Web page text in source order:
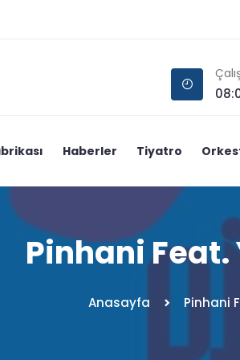
Haberler Tiyatro
Pinhani
Anasayfa Pinhani